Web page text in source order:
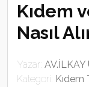
Kıdem
Nasıl
Yazar: AV.İLKAY
Kategori: Kıdem